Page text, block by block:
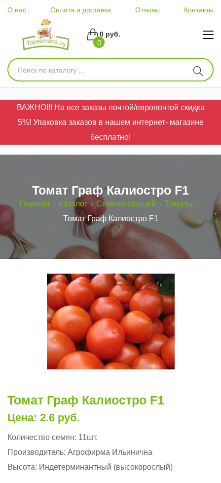
О нас Оплата и доставка Отзывы Контакты
0
0 руб.
ВАЖНО!!! На все заказы почтой/европочтой скидка
5%! Упаковка заказов в нашем интернет- магазине
бесплатно!
Томат Граф Калиостро F1
Главная Каталог Семена овощей
Томаты
Томат Граф Калиостро F1
Томат Граф Калиостро F1
Цена: 2.6 руб.
Количество семян: 11шт.
Производитель: Агрофирма Ильинична
Высота: Индетерминантный (высокорослый)